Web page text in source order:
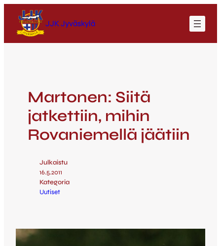
JJK Jyväskylä
Martonen: Siitä
jatkettiin, mihin
Rovaniemellä jäätiin
Julkaistu
16.5.2011
Kategoria
Uutiset